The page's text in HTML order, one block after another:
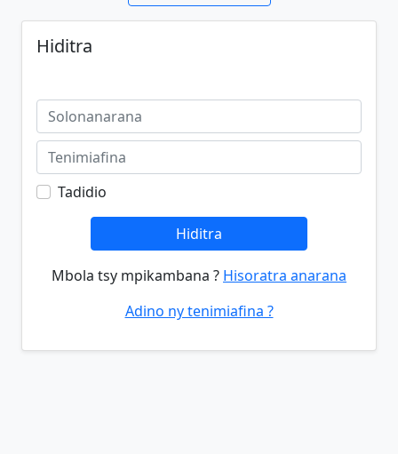
Hiditra
Tadidio
Hiditra
Mbola tsy mpikambana ? Hisoratra anarana
Adino ny tenimiafina ?